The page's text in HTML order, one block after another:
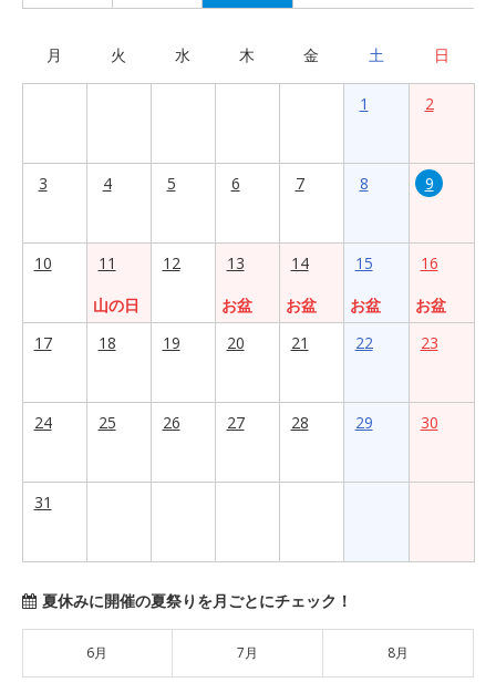
月 火 水 木 金 土 日
1 2
3 4 5 6 7 8 9
10
11
山の日
12
13
お盆
14
お盆
15
お盆
16
お盆
17
18 19 20 21 22 23
24 25 26 27 28 29 30
31
夏休みに開催の夏祭りを月ごとにチェック！
6月 7月 8月